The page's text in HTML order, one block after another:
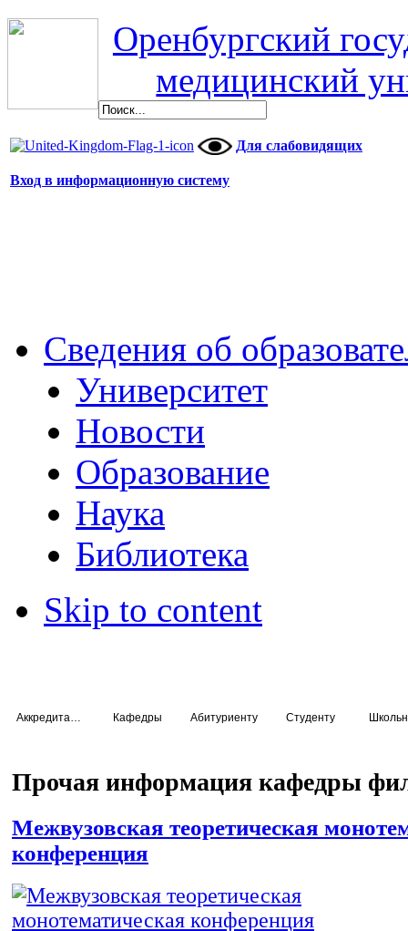
Оренбургский
медицинский
Для слабовидящих
Вход в информационную систему
Сведения об
Университет
Новости
Образование
Наука
Библиотека
Skip to content
Кафедры Абитуриенту Студенту
Прочая информация кафедры
Межвузовская теоретическая
конференция